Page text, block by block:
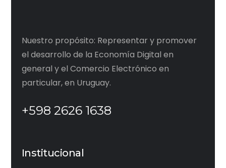
Nuestro propósito: Representar y promover
el desarrollo de la Economía Digital en
general y el Comercio Electrónico en
particular, en Uruguay.
+598 2626 1638
Institucional